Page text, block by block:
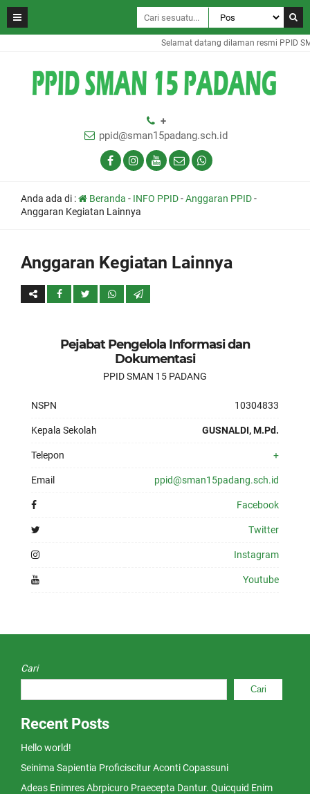
Selamat datang dilaman resmi PPID
+
ppid@sman15padang.sch.id
Anda ada di : Beranda - INFO PPID-Anggaran PPID-
Anggaran Kegiatan Lainnya
Anggaran Kegiatan Lainnya
Pejabat Pengelola Informasi dan
Dokumentasi
PPID SMAN 15 PADANG
NSPN 10304833
Kepala Sekolah GUSNALDI, M.Pd.
Telepon +
Email ppid@sman15padang.sch.id
Facebook
Twitter
Instagram
Youtube
Cari
Cari
Recent Posts
Hello world!
Seinima Sapientia Proficiscitur Aconti Copassuni
Adeas Enimres Abrpicuro Praecepta Dantur. Quicquid Enim